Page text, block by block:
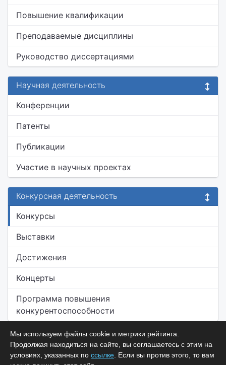
Повышение квалификации
Преподаваемые дисциплины
Руководство диссертациями
Научная деятельность
Конференции
Патенты
Публикации
Участие в научных проектах
Конкурсная деятельность
Конкурсы
Выставки
Достижения
Концерты
Программа повышения
конкурентоспособности
Мы используем файлы cookie и метрики рейтинга.
Продолжая находиться на сайте, вы соглашаетесь с этим на
условиях, указанных по ссылке . Если вы против этого, то вам